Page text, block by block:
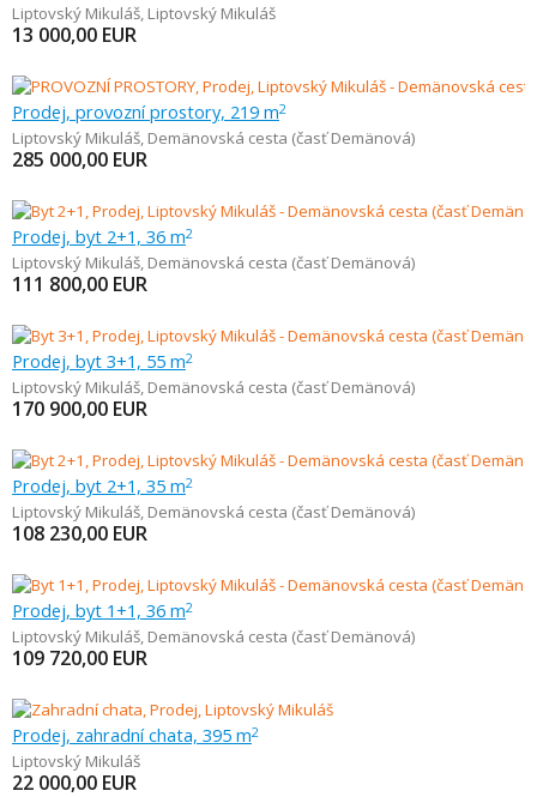
Liptovský Mikuláš, Liptovský Mikuláš
13 000,00 EUR
Prodej, provozní prostory, 219 m2
Liptovský Mikuláš, Demänovská cesta (časť Demänová)
285 000,00 EUR
Prodej, byt 2+1, 36 m2
Liptovský Mikuláš, Demänovská cesta (časť Demänová)
111 800,00 EUR
Prodej, byt 3+1, 55 m2
Liptovský Mikuláš, Demänovská cesta (časť Demänová)
170 900,00 EUR
Prodej, byt 2+1, 35 m2
Liptovský Mikuláš, Demänovská cesta (časť Demänová)
108 230,00 EUR
Prodej, byt 1+1, 36 m2
Liptovský Mikuláš, Demänovská cesta (časť Demänová)
109 720,00 EUR
Prodej, zahradní chata, 395 m2
Liptovský Mikuláš
22 000,00 EUR